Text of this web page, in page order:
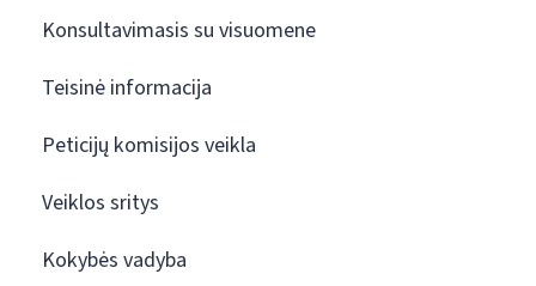
Konsultavimasis su visuomene
Teisinė informacija
Peticijų komisijos veikla
Veiklos sritys
Kokybės vadyba